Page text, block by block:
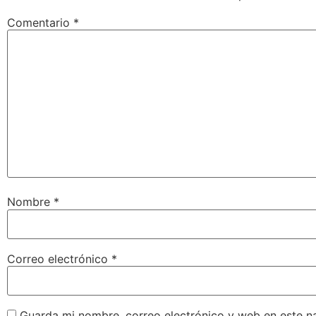
Comentario *
Nombre *
Correo electrónico *